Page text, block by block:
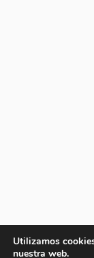
Utilizamos
nuestra web.